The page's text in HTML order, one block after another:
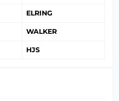
ELRING
WALKER
HJS